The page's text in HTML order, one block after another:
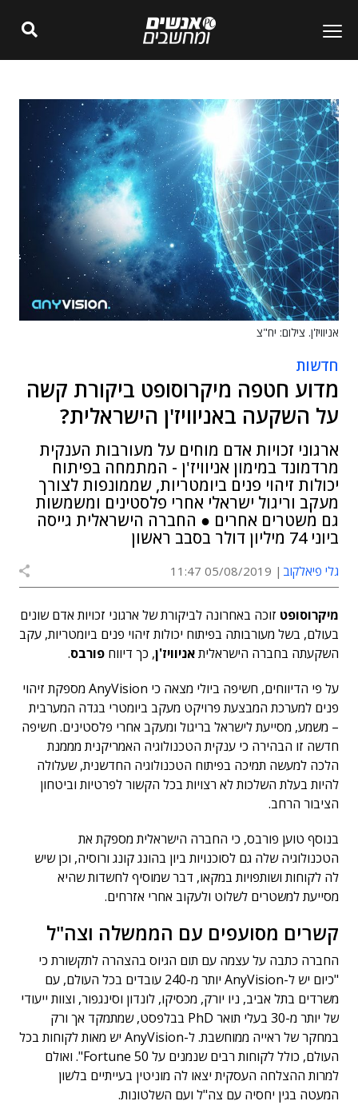
אניוויז'ן. צילום: יח"צ
חדשות
מדוע חטפה מיקרוסופט ביקורת קשה
על השקעה באניוויז'ן הישראלית?
ארגוני זכויות אדם מוחים על מעורבות הענקית
מרדמונד במימון אניוויז'ן - המתמחה בפיתוח
יכולות זיהוי פנים ביומטריות, שממונפות לצורך
מעקב וריגול ישראלי אחרי פלסטינים ומשמשות
גם משטרים אחרים ● החברה הישראלית גייסה
ביוני 74 מיליון דולר בסבב ראשון
גלי פיאלקוב 05/08/2019 11:47
מיקרוסופט זוכה באחרונה לביקורת של ארגוני זכויות אדם שונים
בעולם, בשל מעורבותה בפיתוח יכולות זיהוי פנים ביומטריות, עקב
השקעתה בחברה הישראליתאניוויז'ן, כך דיווח פורבס.
על פי הדיווחים, חשיפה ביולי מצאה כי AnyVision מספקת זיהוי
פנים למערכת המבצעת פרויקט מעקב ביומטרי בגדה המערבית
– משמע, מסייעת לישראל בריגול ומעקב אחרי פלסטינים. חשיפה
חדשה זו הבהירה כי ענקית הטכנולוגיה האמריקנית מממנת
הלכה למעשה תמיכה בפיתוח הטכנולוגיה החדשנית, שעלולה
להיות בעלת השלכות לא רצויות בכל הקשור לפרטיות וביטחון
הציבור הרחב.
בנוסף טוען פורבס, כי החברה הישראלית מספקת את
הטכנולוגיה שלה גם לסוכנויות ביון בהונג קונג ורוסיה, וכן שיש
לה לקוחות ושותפויות במקאו, דבר שמוסיף לחשדות שהיא
מסייעת למשטרים לשלוט ולעקוב אחרי אזרחים.
קשרים מסועפים עם הממשלה וצה"ל
החברה כתבה על עצמה עם תום הגיוס בהצהרה לתקשורת כי
"כיום יש ל-AnyVision יותר מ-240 עובדים בכל העולם, עם
משרדים בתל אביב, ניו יורק, מכסיקו, לונדון וסינגפור, וצוות ייעודי
של יותר מ-30 בעלי תואר PhD בבלפסט, שמתמקד אך ורק
במחקר של ראייה ממוחשבת. ל-AnyVision יש מאות לקוחות בכל
העולם, כולל לקוחות רבים שנמנים על Fortune 50". ואולם
למרות ההצלחה העסקית יצאו לה מוניטין בעייתיים בלשון
המעטה בגין יחסיה עם צה"ל ועם השלטונות.